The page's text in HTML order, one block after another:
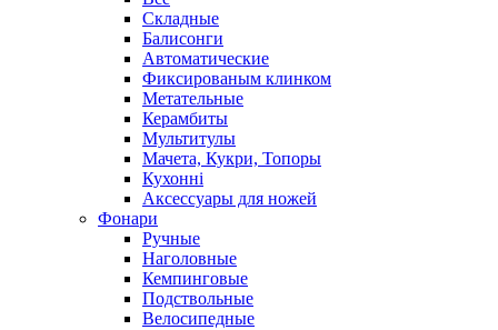
Складные
Балисонги
Автоматические
Фиксированым клинком
Метательные
Керамбиты
Мультитулы
Мачета, Кукри, Топоры
Кухонні
Аксессуары для ножей
Фонари
Ручные
Наголовные
Кемпинговые
Подствольные
Велосипедные